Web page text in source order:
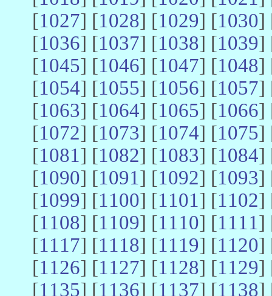
[1027] [1028] [1029] [1030]
[1036] [1037] [1038] [1039]
[1045] [1046] [1047] [1048]
[1054] [1055] [1056] [1057]
[1063] [1064] [1065] [1066]
[1072] [1073] [1074] [1075]
[1081] [1082] [1083] [1084]
[1090] [1091] [1092] [1093]
[1099] [1100] [1101] [1102]
[1108] [1109] [1110] [1111]
[1117] [1118] [1119] [1120]
[1126] [1127] [1128] [1129]
[1135] [1136] [1137] [1138]